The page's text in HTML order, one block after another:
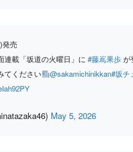
発売
連載「坂道の火曜日」に #藤嶌果歩 が
てください
@sakamichinikkan#坂チ
May 5, 2026